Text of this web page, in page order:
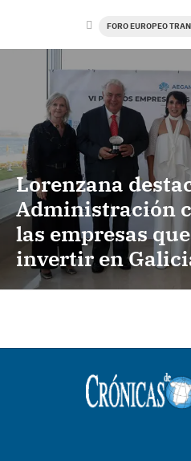
FORO EUROPEO
Lorenzana
Administración
las empresas
invertir en